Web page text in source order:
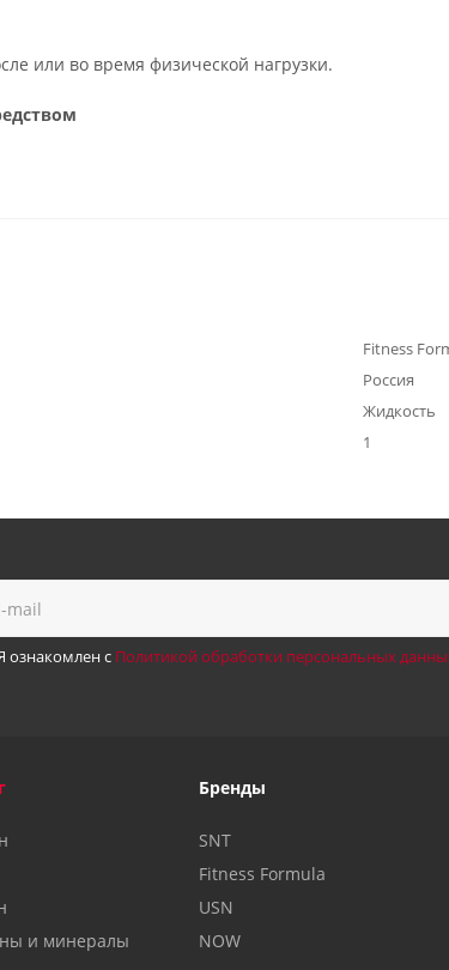
или во время физической нагрузки.
Fitness
Россия
Жидкость
1
ознакомлен с Политикой обработки персональных
и минералы
Бренды
SNT
Fitness Formula
USN
NOW